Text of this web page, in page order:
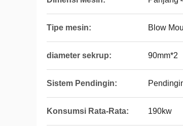
Tipe mesin: Blow
diameter sekrup: 90mm*2
Sistem Pendingin:
Konsumsi Rata-Rata: 190kw